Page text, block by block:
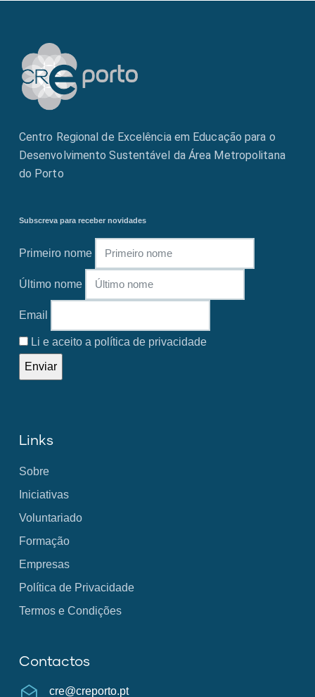
Centro Regional de Excelência em Educação para o
Desenvolvimento Sustentável da Área Metropolitana
do Porto
Subscreva para receber novidades
Primeiro nome
Último nome
Email
Li e aceito a política de privacidade
Links
Sobre
Iniciativas
Voluntariado
Formação
Empresas
Política de Privacidade
Termos e Condições
Contactos
cre@creporto.pt